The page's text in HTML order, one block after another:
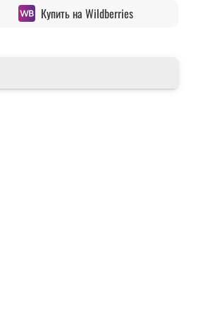
Купить на Wildberries